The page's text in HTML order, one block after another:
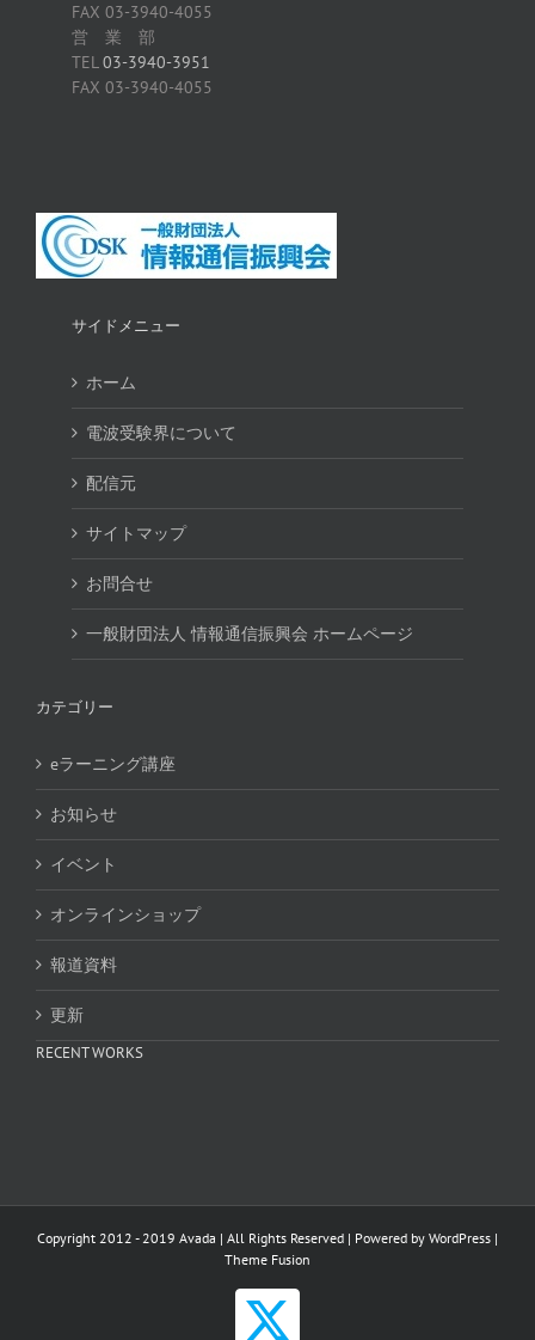
FAX 03-3940-4055
営 業 部
TEL03-3940-3951
FAX 03-3940-4055
サイドメニュー
ホーム
電波受験界について
配信元
サイトマップ
お問合せ
一般財団法人 情報通信振興会 ホームページ
カテゴリー
eラーニング講座
お知らせ
イベント
オンラインショップ
報道資料
更新
RECENT WORKS
Copyright 2012 - 2019 Avada | All Rights Reserved | Powered by WordPress |
Theme Fusion